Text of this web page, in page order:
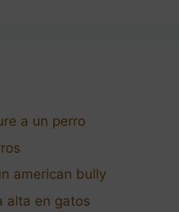
a un perro
american bully
alta en gatos